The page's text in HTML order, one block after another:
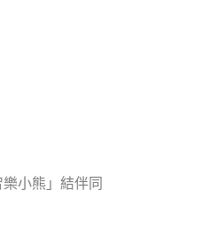
小熊」結伴同